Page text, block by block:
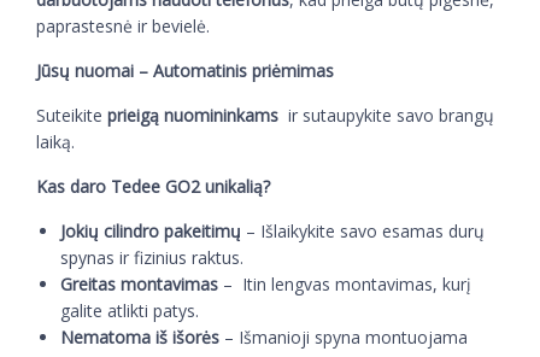
paprastesnė ir bevielė.
Jūsų nuomai – Automatinis priėmimas
Suteikite prieigą nuomininkams ir sutaupykite savo brangų
laiką.
Kas daro Tedee GO2 unikalią?
Jokių cilindro pakeitimų – Išlaikykite savo esamas durų
spynas ir fizinius raktus.
Greitas montavimas – Itin lengvas montavimas, kurį
galite atlikti patys.
Nematoma iš išorės – Išmanioji spyna montuojama